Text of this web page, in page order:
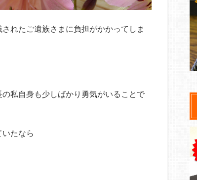
れたご遺族さまに負担がかかってしま
私自身も少しばかり勇気がいることで
たなら